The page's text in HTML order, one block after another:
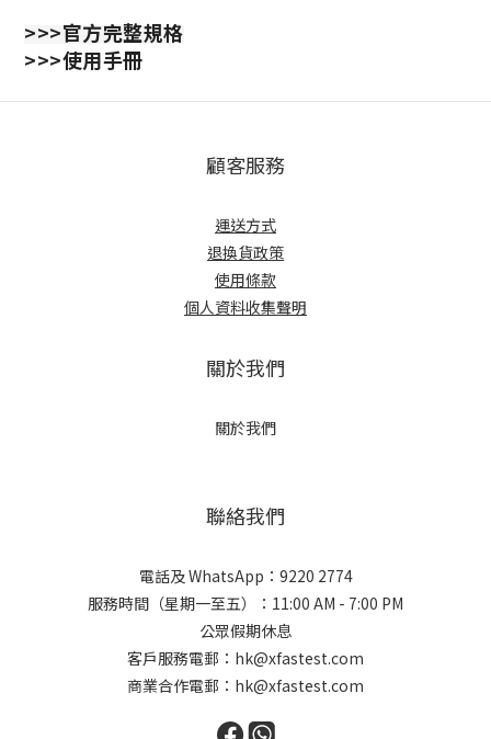
>>>官方完整規格
>>>使用手冊
顧客服務
運送方式
退換貨政策
使用條款
個人資料收集聲明
關於我們
關於我們
聯絡我們
電話及 WhatsApp：9220 2774
服務時間（星期一至五）：11:00 AM - 7:00 PM
公眾假期休息
客戶服務電郵：hk@xfastest.com
商業合作電郵：hk@xfastest.com